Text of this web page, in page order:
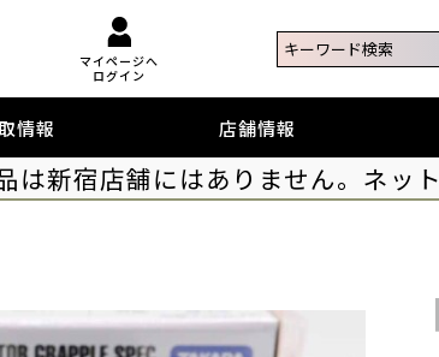
マイページへ
ログイン
情報 店舗情報
は新宿店舗にはありません。ネ